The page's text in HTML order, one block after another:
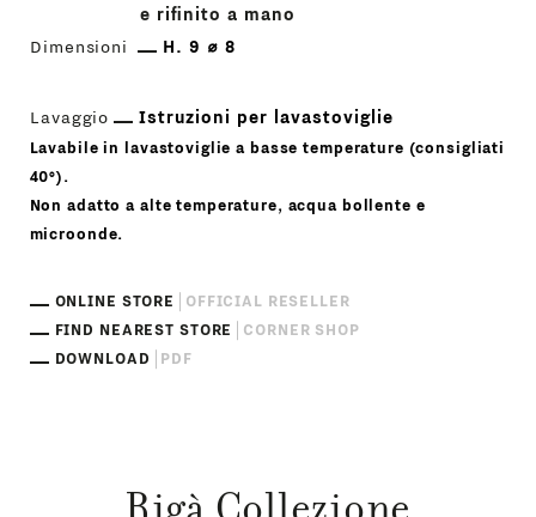
e rifinito a mano
Dimensioni
H. 9 ⌀ 8
Lavaggio Istruzioni per lavastoviglie
Lavabile in lavastoviglie a basse temperature (consigliati
40°).
Non adatto a alte temperature, acqua bollente e
microonde.
ONLINE STORE
OFFICIAL RESELLER
FIND NEAREST STORE
CORNER SHOP
DOWNLOAD
PDF